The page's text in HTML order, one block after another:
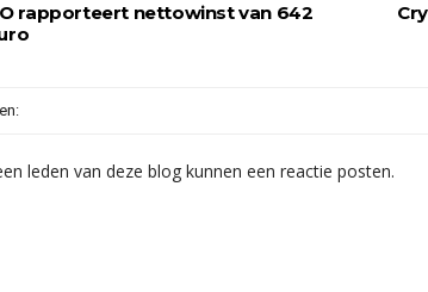
rapporteert nettowinst van 642
leden van deze blog kunnen een reactie posten.